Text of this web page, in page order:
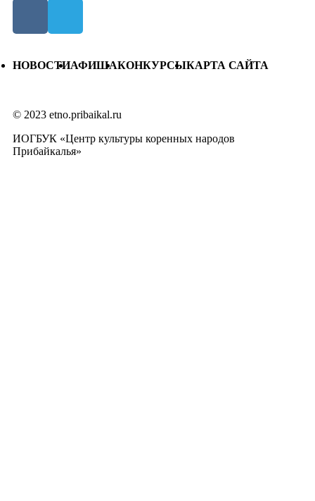
НОВОСТИАФИШАКОНКУРСЫКАРТА САЙТА
© 2023 etno.pribaikal.ru
ИОГБУК «Центр культуры коренных народов
Прибайкалья»